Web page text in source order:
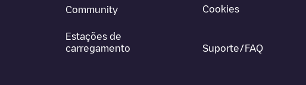
Community
Estações de
carregamento
Cookies
Suporte/FAQ